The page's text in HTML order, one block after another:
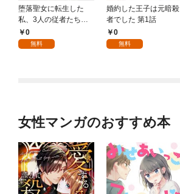
堕落聖女に転生した
私、3人の従者たちに
抱かれて困ってます 第
1話
0
無料
婚約した王子は元暗殺
者でした 第1話
0
無料
女性マンガのおすすめ本